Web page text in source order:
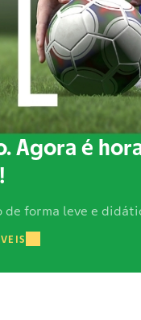
Agora é
de forma leve e